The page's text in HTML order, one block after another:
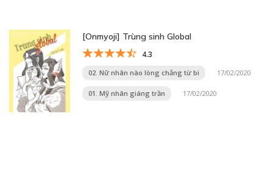
[Onmyoji] Trùng sinh Global
4.3
02. Nữ nhân nào lòng chẳng từ bi 17/02/2020
01. Mỹ nhân giáng trần 17/02/2020